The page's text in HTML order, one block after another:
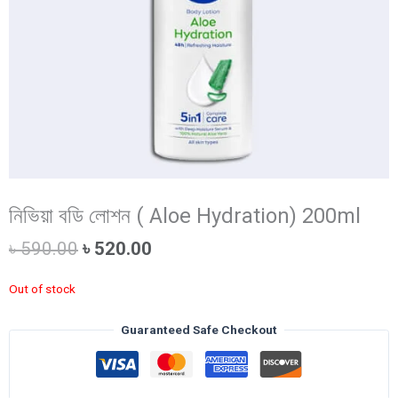
নিভিয়া বডি লোশন ( Aloe Hydration) 200ml
৳590.00 Original
৳ 520.00
Out of stock
Guaranteed Safe Checkout